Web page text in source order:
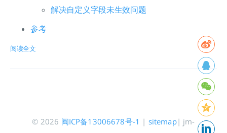
解决自定义字段未生效问题
参考
阅读全文
© 2026 闽ICP备13006678号-1 | sitemap| jm-